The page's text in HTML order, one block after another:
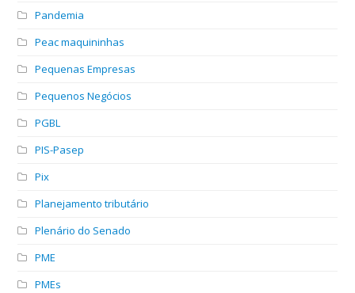
Pandemia
Peac maquininhas
Pequenas Empresas
Pequenos Negócios
PGBL
PIS-Pasep
Pix
Planejamento tributário
Plenário do Senado
PME
PMEs